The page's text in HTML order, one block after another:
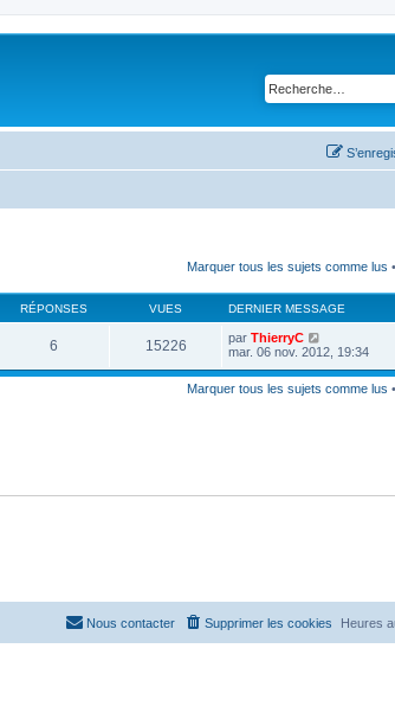
Marquer tous les sujets comme lus
RÉPONSES VUES DERNIER MESSAGE
6 15226 par ThierryC
mar. 06 nov. 2012, 19:34
Marquer tous les sujets comme lus
Heures
Supprimer les cookies
Nous contacter